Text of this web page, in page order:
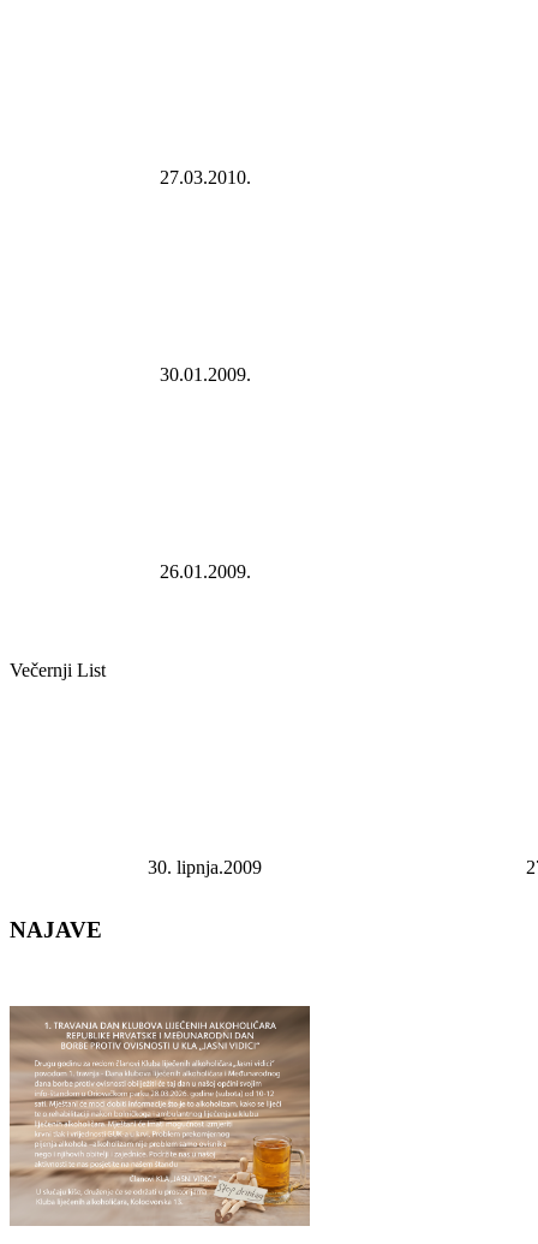
27.03.2010.
30.01.2009.
26.01.2009.
Večernji List
30. lipnja.2009
NAJAVE